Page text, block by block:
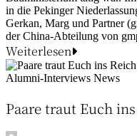
in die Pekinger
Gerkan, Marg und Partner
der China-Abteilung von
Weiterlesen
Alumni-Interviews News
Paare traut Euch